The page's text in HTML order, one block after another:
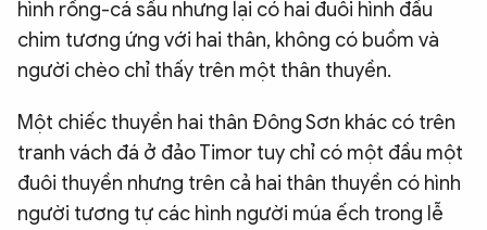
hình rồng-cá sấu nhưng lại có hai đuôi hình đầu
chim tương ứng với hai thân, không có buồm và
người chèo chỉ thấy trên một thân thuyền.
Một chiếc thuyền hai thân Đông Sơn khác có trên
tranh vách đá ở đảo Timor tuy chỉ có một đầu một
đuôi thuyền nhưng trên cả hai thân thuyền có hình
người tương tự các hình người múa ếch trong lễ